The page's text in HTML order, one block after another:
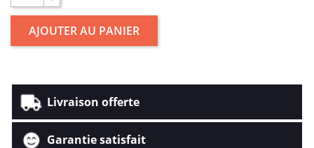
AJOUTER AU PANIER
Livraison offerte
Garantie satisfait